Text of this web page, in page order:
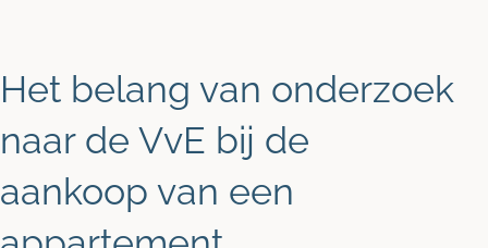
Het belang van onderzoek
naar de VvE bij de
aankoop van een